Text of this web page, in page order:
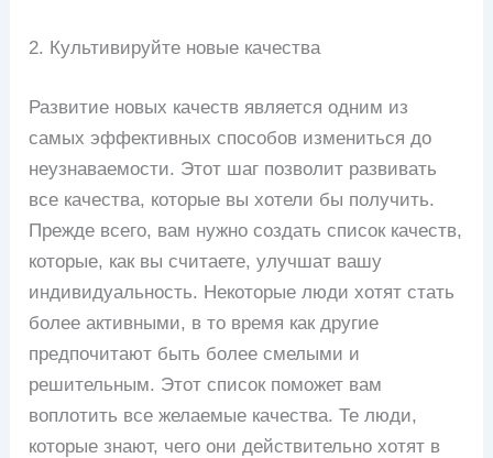
2. Культивируйте новые качества
Развитие новых качеств является одним из
самых эффективных способов измениться до
неузнаваемости. Этот шаг позволит развивать
все качества, которые вы хотели бы получить.
Прежде всего, вам нужно создать список качеств,
которые, как вы считаете, улучшат вашу
индивидуальность. Некоторые люди хотят стать
более активными, в то время как другие
предпочитают быть более смелыми и
решительным. Этот список поможет вам
воплотить все желаемые качества. Те люди,
которые знают, чего они действительно хотят в